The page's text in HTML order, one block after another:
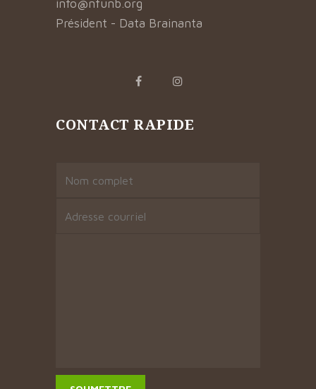
info@nfunb.org
Président - Data Brainanta
CONTACT RAPIDE